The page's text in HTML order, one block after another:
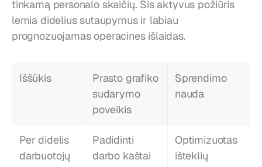
tinkamą personalo skaičių. Šis aktyvus požiūris
lemia didelius sutaupymus ir labiau
prognozuojamas operacines išlaidas.
Iššūkis
Prasto grafiko
sudarymo
poveikis
Sprendimo
nauda
Per didelis
darbuotojų
Padidinti
darbo kaštai
Optimizuotas
išteklių